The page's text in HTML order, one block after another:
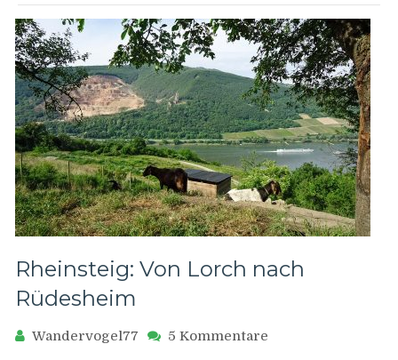
Rheinsteig: Von Lorch nach
Rüdesheim
Wandervogel77 5 Kommentare